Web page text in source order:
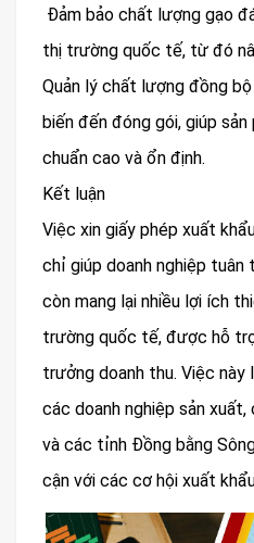
Đảm bảo chất lượng gạo
thị trường quốc tế, từ đó
Quản lý chất lượng đồng
biến đến đóng gói, giúp
chuẩn cao và ổn định.
Kết luận
Việc xin giấy phép xuất
chỉ giúp doanh nghiệp tuân
còn mang lại nhiều lợi ích
trường quốc tế, được hỗ
trưởng doanh thu. Việc
các doanh nghiệp sản xuất,
và các tỉnh Đồng bằng
cận với các cơ hội xuất